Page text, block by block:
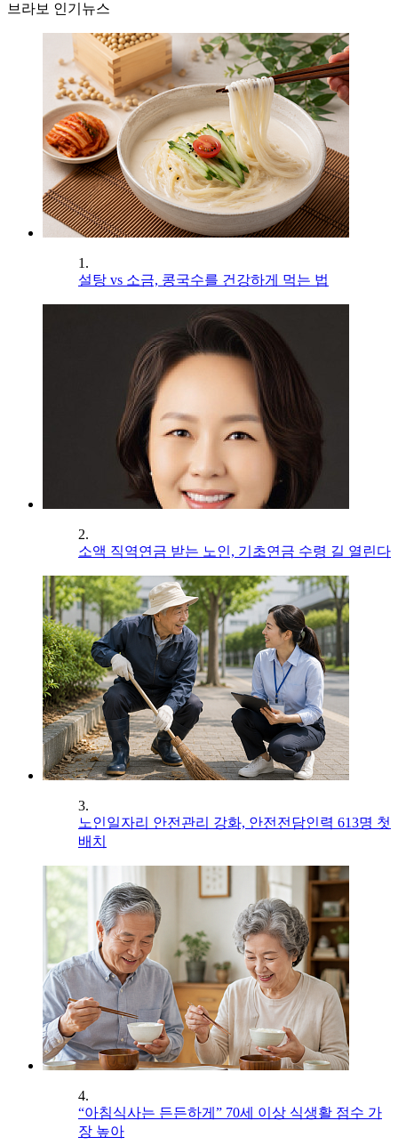
브라보 인기뉴스
1.
설탕 vs 소금, 콩국수를 건강하게 먹는 법
2.
소액 직역연금 받는 노인, 기초연금 수령 길 열린다
3.
노인일자리 안전관리 강화, 안전전담인력 613명 첫
배치
4.
“아침식사는 든든하게” 70세 이상 식생활 점수 가
장 높아